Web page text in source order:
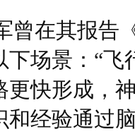
曾在其报告
场景：“飞
更快形成，
和经验通过